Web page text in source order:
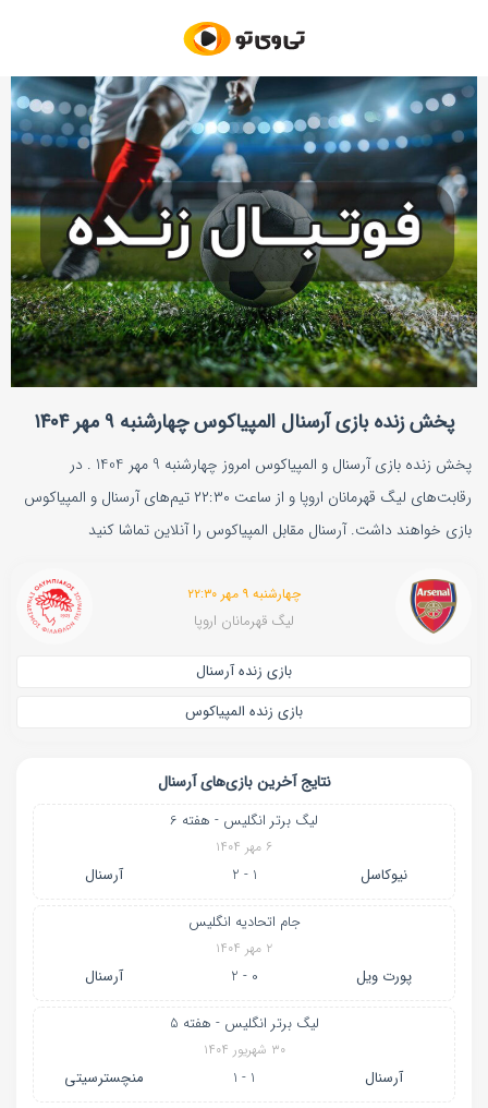
پخش زنده بازی آرسنال المپیاکوس چهارشنبه ۹ مهر ۱۴۰۴
پخش زنده بازی آرسنال و المپیاکوس امروز چهارشنبه 9 مهر 1404 . در
رقابت‌های لیگ قهرمانان اروپا و از ساعت ۲۲:۳۰ تیم‌های آرسنال و المپیاکوس
بازی خواهند داشت. آرسنال مقابل المپیاکوس را آنلاین تماشا کنید
چهارشنبه ۹ مهر ۲۲:۳۰
لیگ قهرمانان اروپا
بازی زنده آرسنال
بازی زنده المپیاکوس
نتایج آخرین بازی‌های آرسنال
لیگ برتر انگلیس - هفته 6
۶ مهر ۱۴۰۴
نیوکاسل 1 - 2 آرسنال
جام اتحادیه انگلیس
۲ مهر ۱۴۰۴
پورت ویل 0 - 2 آرسنال
لیگ برتر انگلیس - هفته 5
۳۰ شهریور ۱۴۰۴
آرسنال 1 - 1 منچسترسیتی